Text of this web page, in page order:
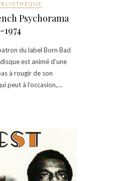
Psychorama
1974
du label Born Bad
est animé d’une
à rougir de son
peut à l’occasion,…